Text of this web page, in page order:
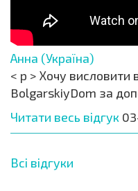
Анна (Україна)
< p > Хочу висловити
BolgarskiyDom за
Читати весь відгук
Всі відгуки